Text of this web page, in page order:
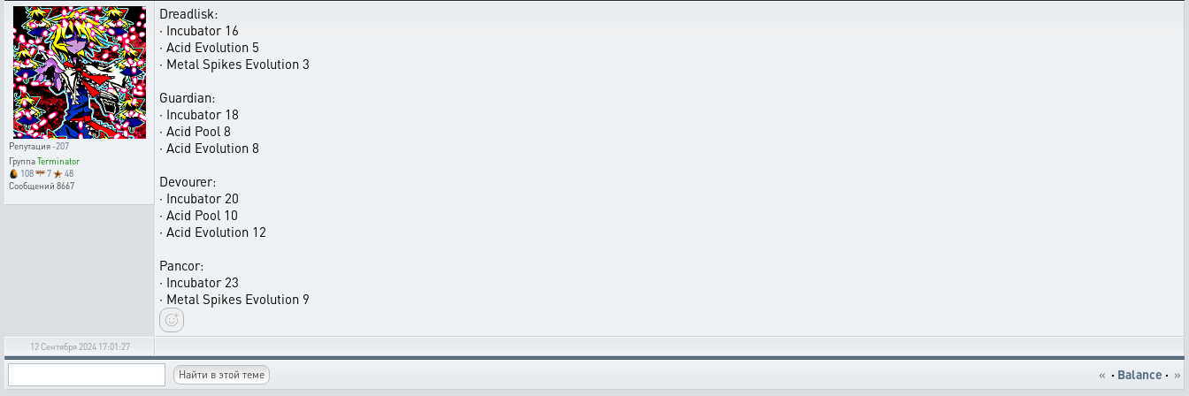
Репутация-207
ГруппаTerminator
108
7
48
Сообщений 8667
Dreadlisk:
· Incubator 16
· Acid Evolution 5
· Metal Spikes Evolution 3
Guardian:
· Incubator 18
· Acid Pool 8
· Acid Evolution 8
Devourer:
· Incubator 20
· Acid Pool 10
· Acid Evolution 12
Pancor:
· Incubator 23
· Metal Spikes Evolution 9
12 Сентября 2024 17:01:27
« · Balance · »